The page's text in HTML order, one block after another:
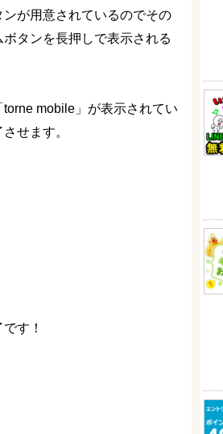
が用意されているのでその
タンを長押しで表示される
mobile」が表示されてい
せます。
す！